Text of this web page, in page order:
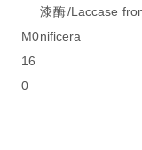
M0
16
0
漆酶/Laccase
nificera